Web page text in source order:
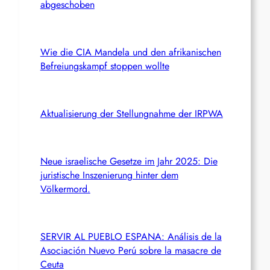
abgeschoben
Wie die CIA Mandela und den afrikanischen
Befreiungskampf stoppen wollte
Aktualisierung der Stellungnahme der IRPWA
Neue israelische Gesetze im Jahr 2025: Die
juristische Inszenierung hinter dem
Völkermord.
SERVIR AL PUEBLO ESPANA: Análisis de la
Asociación Nuevo Perú sobre la masacre de
Ceuta